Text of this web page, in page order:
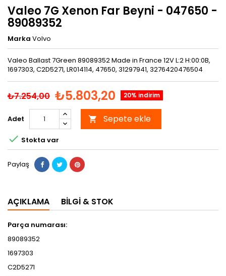
Valeo 7G Xenon Far Beyni - 047650 -
89089352
Marka Volvo
Valeo Ballast 7Green 89089352 Made in France 12V L:2 H:00:0B,
1697303, C2D5271, LR014114, 47650, 31297941, 3276420476504
₺7.254,00 ₺5.803,20 20% indirim
Adet  Sepete ekle
 Stokta var
Paylaş
AÇIKLAMA BILGI & STOK
Parça numarası:
89089352
1697303
C2D5271